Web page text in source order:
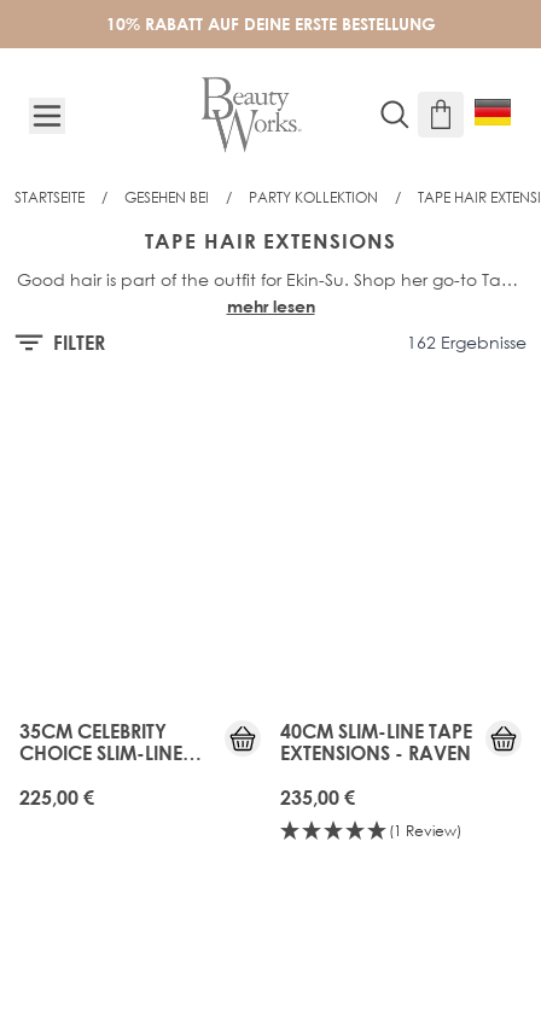
10% RABATT AUF DEINE ERSTE BESTELLUNG
STARTSEITE / GESEHEN BEI / PARTY KOLLEKTION / TAPE HAIR
TAPE HAIR EXTENSIONS
Good hair is part of the outfit for Ekin-Su. Shop her go-to Tape
Extensions for long-lasting hair confidence this party season.
mehr lesen
FILTER 162 Ergebnisse
35CM CELEBRITY
CHOICE SLIM-LINE
225,00 €
40CM SLIM-LINE TAPE
EXTENSIONS - RAVEN
235,00 €
(1 Review)